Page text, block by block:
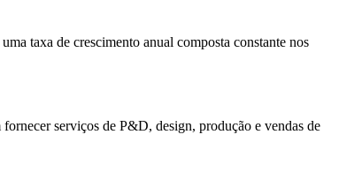
taxa de crescimento anual composta constante nos
serviços de P&D, design, produção e vendas de